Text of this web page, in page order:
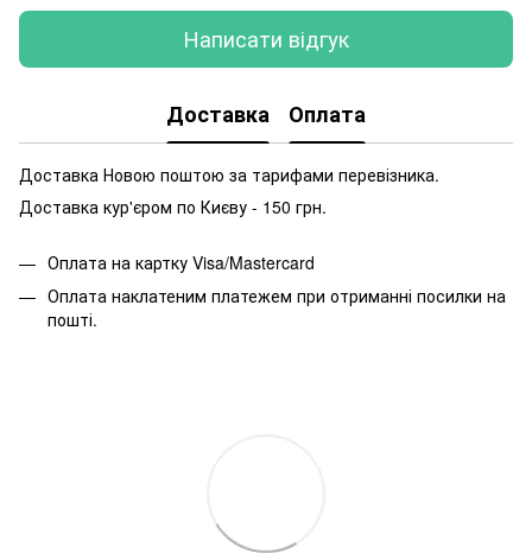
Написати відгук
Доставка Оплата
Доставка Новою поштою за тарифами перевізника.
Доставка кур'єром по Києву - 150 грн.
Оплата на картку Visa/Mastercard
Оплата наклатеним платежем при отриманні посилки на
пошті.